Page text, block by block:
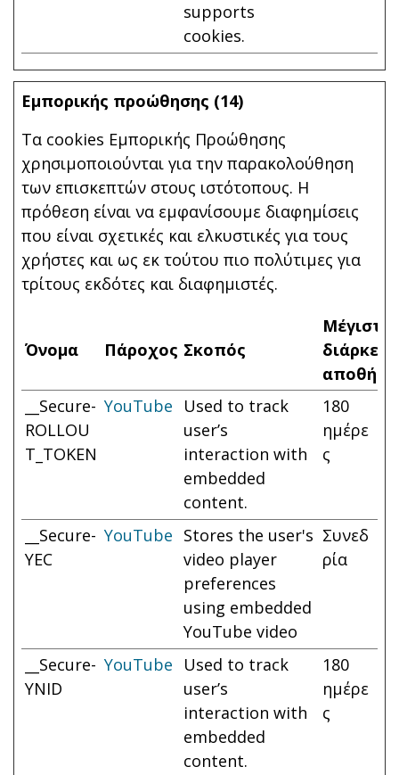
supports
cookies.
Εμπορικής προώθησης (14)
Τα cookies Εμπορικής Προώθησης
χρησιμοποιούνται για την παρακολούθηση
των επισκεπτών στους ιστότοπους. Η
πρόθεση είναι να εμφανίσουμε διαφημίσεις
που είναι σχετικές και ελκυστικές για τους
χρήστες και ως εκ τούτου πιο πολύτιμες για
τρίτους εκδότες και διαφημιστές.
Όνομα Πάροχος Σκοπός
Μέγιστη
διάρκεια
__Secure-
ROLLOU
T_TOKEN
YouTube
Used to track
user’s
interaction with
embedded
content.
180
ημέρε
ς
__Secure-
YEC
YouTube Stores the user's
video player
preferences
using embedded
YouTube video
Συνεδ
ρία
__Secure-
YNID
YouTube
Used to track
user’s
interaction with
embedded
content.
180
ημέρε
ς